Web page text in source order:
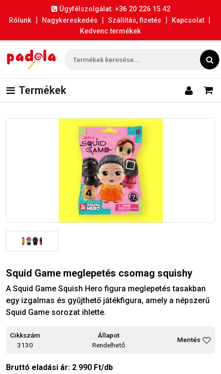
Ügyfélszolgálat: +36 20 226 15 42
Rólunk | Nagykereskedés | Szállítás, fizetés | Kapcsolat |
Kedvenc termékek
Termékek
Squid Game meglepetés csomag squishy
A Squid Game Squish Hero figura meglepetés tasakban
egy izgalmas és gyűjthető játékfigura, amely a népszerű
Squid Game sorozat ihlette.
Cikkszám
3130
Állapot
Rendelhető
Mentés
Bruttó eladási ár: 2 990 Ft/db